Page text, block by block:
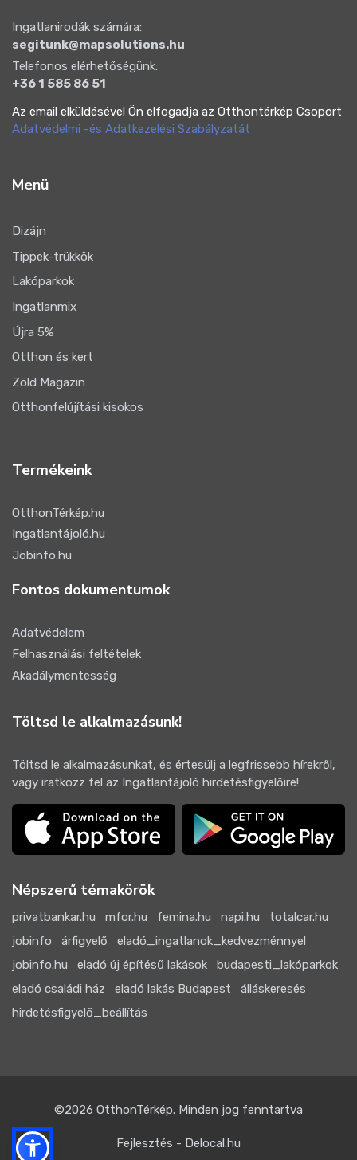
Ingatlanirodák számára:
segitunk@mapsolutions.hu
Telefonos elérhetőségünk:
+36 1 585 86 51
Az email elküldésével Ön elfogadja az Otthontérkép Csoport
Adatvédelmi -és Adatkezelési Szabályzatát
Menü
Dizájn
Tippek-trükkök
Lakóparkok
Ingatlanmix
Újra 5%
Otthon és kert
Zöld Magazin
Otthonfelújítási kisokos
Termékeink
OtthonTérkép.hu
Ingatlantájoló.hu
Jobinfo.hu
Fontos dokumentumok
Adatvédelem
Felhasználási feltételek
Akadálymentesség
Töltsd le alkalmazásunk!
Töltsd le alkalmazásunkat, és értesülj a legfrissebb hírekről,
vagy iratkozz fel az Ingatlantájoló hirdetésfigyelőire!
Népszerű témakörök
privatbankar.hu mfor.hu femina.hu napi.hu
totalcar.hu
jobinfo
árfigyelő
eladó_ingatlanok_kedvezménnyel
jobinfo.hu
eladó új építésű lakások
budapesti_lakóparkok
eladó családi ház
eladó lakás Budapest
álláskeresés
hirdetésfigyelő_beállítás
©2026 OtthonTérkép. Minden jog fenntartva
Fejlesztés - Delocal.hu